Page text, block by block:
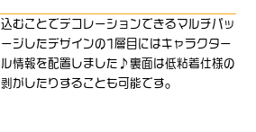
むことでデコレーションできるマルチパッ
ジしたデザインの1層目にはキャラクター
情報を配置しました♪裏面は低粘着仕様の
がしたりすることも可能です。